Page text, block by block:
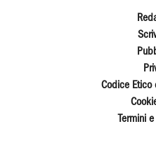
Codice Etico
Termini